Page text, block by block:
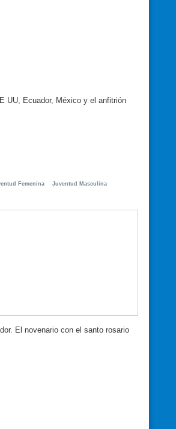
UU, Ecuador, México y el anfitrión
Femenina
Juventud Masculina
El novenario con el santo rosario